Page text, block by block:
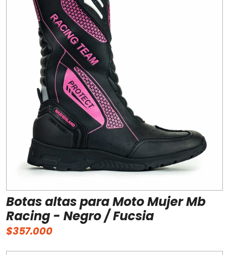
Botas altas para Moto Mujer Mb
Racing - Negro / Fucsia
$357.000